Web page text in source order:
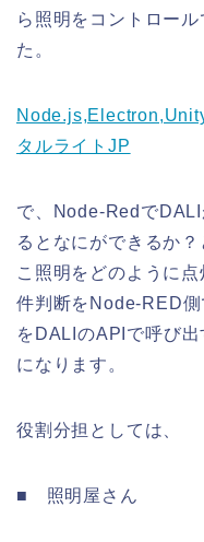
ら照明をコントロー
た。
タルライトJP
で、Node-Redで
るとなにができるか
こ照明をどのように
件判断をNode-RED
をDALIのAPIで呼び
になります。
役割分担としては、
■ 照明屋さん